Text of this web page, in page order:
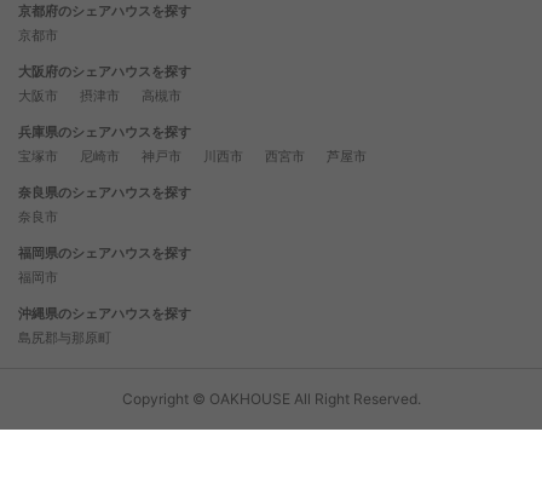
京都府のシェアハウスを探す
京都市
大阪府のシェアハウスを探す
大阪市
摂津市 高槻市
兵庫県のシェアハウスを探す
宝塚市
尼崎市 神戸市 川西市 西宮市 芦屋市
奈良県のシェアハウスを探す
奈良市
福岡県のシェアハウスを探す
福岡市
沖縄県のシェアハウスを探す
島尻郡与那原町
Copyright © OAKHOUSE All Right Reserved.